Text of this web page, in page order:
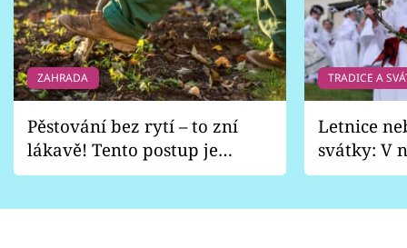
ZAHRADA
Pěstování bez rytí – to zní
lákavě! Tento postup je
vhodný jen pro některé
TRADICE A
Letnice
svátky: V
pondělí